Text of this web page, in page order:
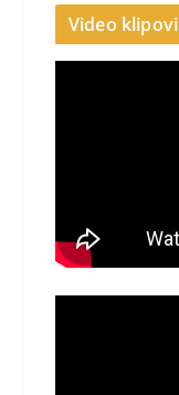
Video klipovi